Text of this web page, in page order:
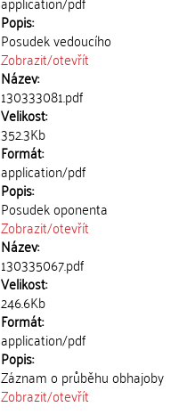
Popis:
Posudek vedoucího
Zobrazit/otevřít
Název:
130333081.pdf
Velikost:
352.3Kb
Formát:
application/pdf
Popis:
Posudek oponenta
Zobrazit/otevřít
Název:
130335067.pdf
Velikost:
246.6Kb
Formát:
application/pdf
Popis:
Záznam o průběhu obhajoby
Zobrazit/otevřít